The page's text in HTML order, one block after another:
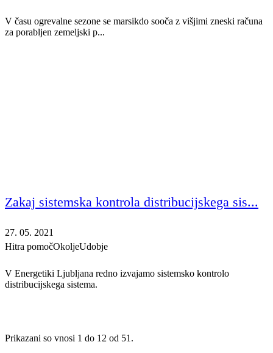
V času ogrevalne sezone se marsikdo sooča z višjimi zneski računa
za porabljen zemeljski p...
Zakaj sistemska kontrola distribucijskega sis...
27. 05. 2021
Hitra pomočOkoljeUdobje
V Energetiki Ljubljana redno izvajamo sistemsko kontrolo
distribucijskega sistema.
Prikazani so vnosi 1 do 12 od 51.